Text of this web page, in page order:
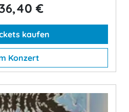
€
kaufen
Konzert